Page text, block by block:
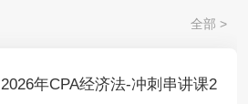
全部 >
2026年CPA经济法-冲刺串讲课2